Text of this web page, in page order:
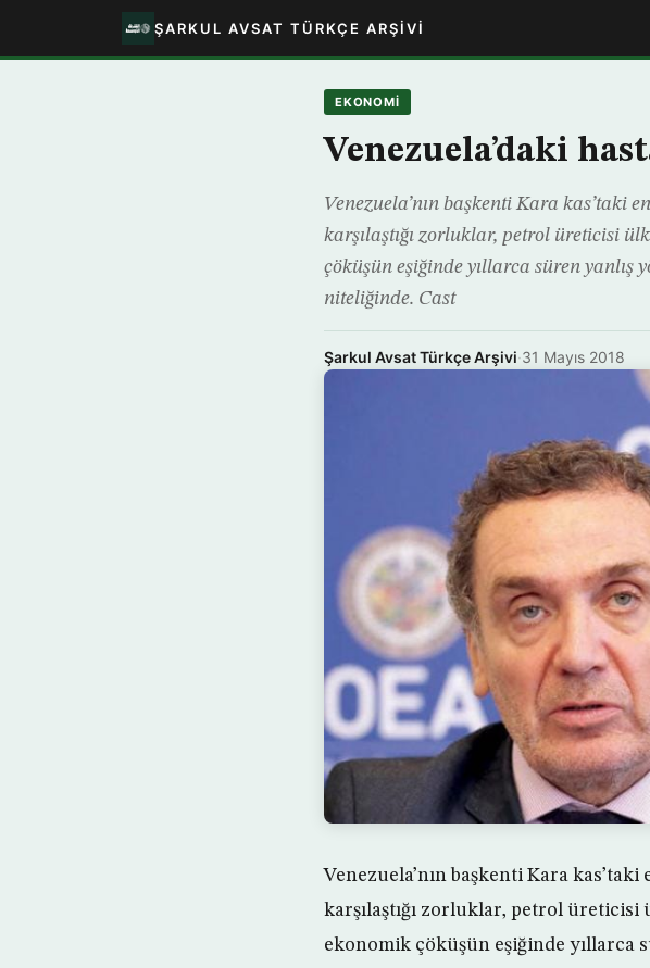
ŞARKUL AVSAT TÜRKÇE ARŞIVI
EKONOMİ
Venezuela’daki
Venezuela’nın başkenti Kara kas’taki
karşılaştığı zorluklar, petrol üreticisi
çöküşün eşiğinde yıllarca süren yanlış
niteliğinde. Cast
Şarkul Avsat Türkçe Arşivi·31 Mayıs 2018
Venezuela’nın başkenti Kara
karşılaştığı zorluklar, petrol
ekonomik çöküşün eşiğinde yıllarca